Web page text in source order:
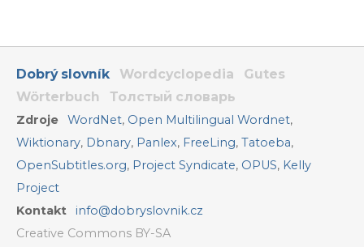
Dobrý slovník Wordcyclopedia
Gutes
Wörterbuch
Толстый словарь
Zdroje WordNet, Open Multilingual Wordnet,
Wiktionary, Dbnary, Panlex, FreeLing, Tatoeba,
OpenSubtitles.org, Project Syndicate, OPUS, Kelly
Project
Kontakt
info@dobryslovnik.cz
Creative Commons BY-SA